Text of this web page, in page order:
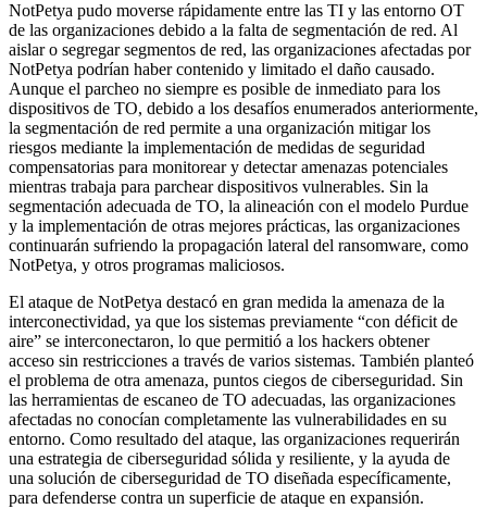
NotPetya pudo moverse rápidamente entre las TI y las entorno OT
de las organizaciones debido a la falta de segmentación de red. Al
aislar o segregar segmentos de red, las organizaciones afectadas por
NotPetya podrían haber contenido y limitado el daño causado.
Aunque el parcheo no siempre es posible de inmediato para los
dispositivos de TO, debido a los desafíos enumerados anteriormente,
la segmentación de red permite a una organización mitigar los
riesgos mediante la implementación de medidas de seguridad
compensatorias para monitorear y detectar amenazas potenciales
mientras trabaja para parchear dispositivos vulnerables. Sin la
segmentación adecuada de TO, la alineación con el modelo Purdue
y la implementación de otras mejores prácticas, las organizaciones
continuarán sufriendo la propagación lateral del ransomware, como
NotPetya, y otros programas maliciosos.
El ataque de NotPetya destacó en gran medida la amenaza de la
interconectividad, ya que los sistemas previamente “con déficit de
aire” se interconectaron, lo que permitió a los hackers obtener
acceso sin restricciones a través de varios sistemas. También planteó
el problema de otra amenaza, puntos ciegos de ciberseguridad. Sin
las herramientas de escaneo de TO adecuadas, las organizaciones
afectadas no conocían completamente las vulnerabilidades en su
entorno. Como resultado del ataque, las organizaciones requerirán
una estrategia de ciberseguridad sólida y resiliente, y la ayuda de
una solución de ciberseguridad de TO diseñada específicamente,
para defenderse contra un superficie de ataque en expansión.